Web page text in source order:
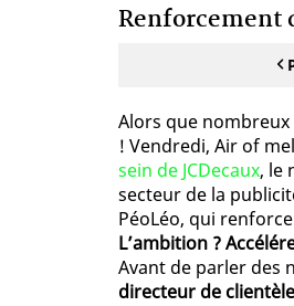
Renforcement
Alors que
! Vendredi, Air of
sein de JCDecaux, le
secteur de la
PéoLéo, qui
L’ambition ?
Avant de parler des
directeur de